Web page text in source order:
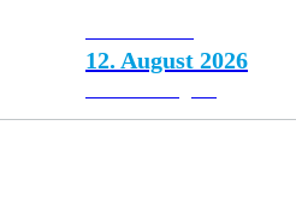
12. August 2026